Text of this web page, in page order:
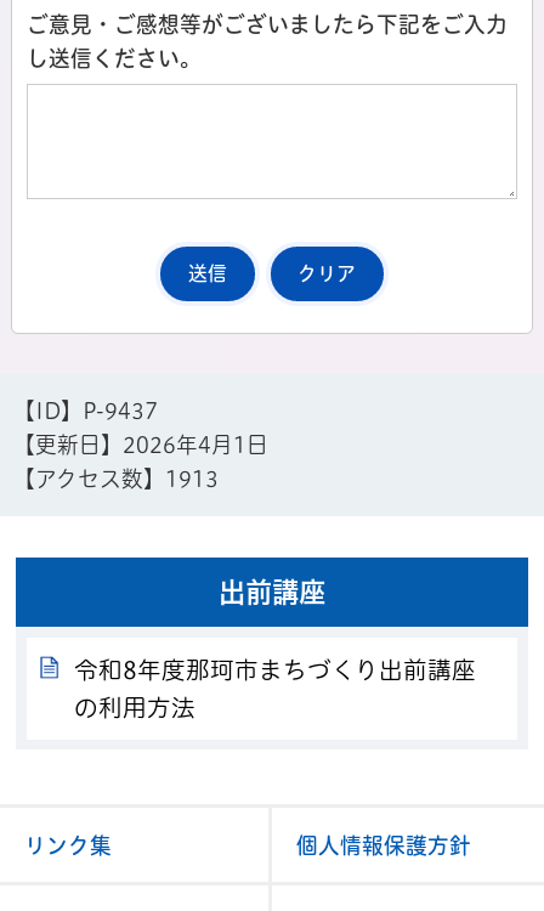
ご意見・ご感想等がございましたら下記をご入力
し送信ください。
【ID】
P-9437
【更新日】 2026年4月1日
【アクセス数】
1913
出前講座
令和8年度那珂市まちづくり出前講座
の利用方法
リンク集 個人情報保護方針